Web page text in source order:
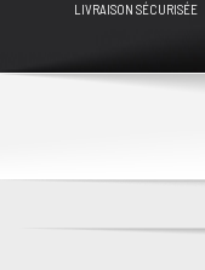
LIVRAISON SÉCURISÉE